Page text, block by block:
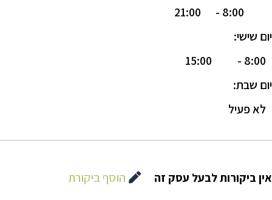
8:00 -
21:00
יום שישי:
8:00 -
15:00
יום שבת:
לא פעיל
אין ביקורות לבעל עסק זה הוסף ביקורת